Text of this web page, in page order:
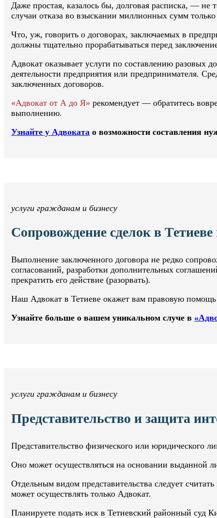
Даже простая, казалось бы, долговая расписка, — не
случаи отказа во взыскании миллионных сумм
Что, уж, говорить о договорах, заключаемых в
должны тщательно прорабатываться перед
Адвокат оказывает услуги по составлению разовых
деятельности предприятия или предпринимателя.
заключенных договоров.
«Адвокат от А до Я» рекомендует — обратитесь
выполнению.
Узнайте у Адвоката о возможности составления
услуги гражданам и бизнесу
Сопровождение сделок в
Выполнение заключенного договора не редко
согласований, разработки дополнительных
прекратить его действие (разорвать).
Наш Адвокат в Тетиеве окажет вам правовую помощь
Узнайте больше о вашем уникальном случе в
услуги гражданам и бизнесу
Представительство и защита
Представительство физического или юридического
Оно может осуществляться на основании выданной
Отдельным видом представительства следует
может осуществлять только Адвокат.
Планируете подать иск в Тетиевский районный суд